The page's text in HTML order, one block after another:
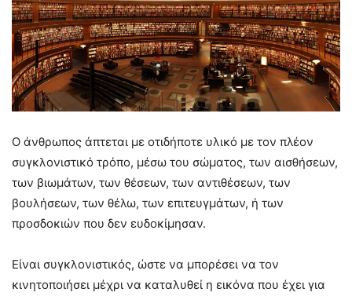
Ο άνθρωπος άπτεται με οτιδήποτε υλικό με τον πλέον
συγκλονιστικό τρόπο, μέσω του σώματος, των αισθήσεων,
των βιωμάτων, των θέσεων, των αντιθέσεων, των
βουλήσεων, των θέλω, των επιτευγμάτων, ή των
προσδοκιών που δεν ευδοκίμησαν.
Είναι συγκλονιστικός, ώστε να μπορέσει να τον
κινητοποιήσει μέχρι να καταλυθεί η εικόνα που έχει για